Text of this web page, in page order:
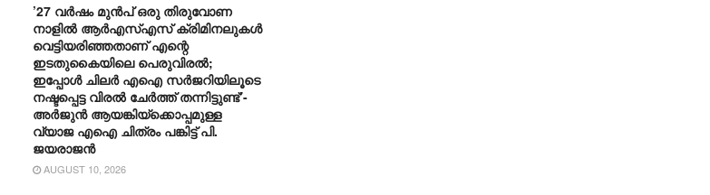
’27 വർഷം മുൻപ് ഒരു തിരുവോണ
നാളിൽ ആർഎസ്എസ് ക്രിമിനലുകൾ
വെട്ടിയരിഞ്ഞതാണ് എന്റെ
ഇടതുകൈയിലെ പെരുവിരൽ;
ഇപ്പോൾ ചിലർ എഐ സർജറിയിലൂടെ
നഷ്ടപ്പെട്ട വിരൽ ചേർത്ത് തന്നിട്ടുണ്ട്’-
അർജുൻ ആയങ്കിയ്ക്കൊപ്പമുള്ള
വ്യാജ എഐ ചിത്രം പങ്കിട്ട് പി.
ജയരാജൻ
AUGUST 10, 2026